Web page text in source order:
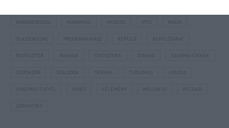
MAGYARORSZÁG MTÜ MÁLTA
OLASZORSZÁG REPÜLŐJÁRAT
REPÜLŐTÉR STATISZTIKA STRAND SZAKMAI CIKKEK
SZPONZOR SZÁLLODA TERMÁL TURIZMUS UTAZÁS
VAKCINAÚTLEVÉL WIZZAIR
ÚJRANYITÁS